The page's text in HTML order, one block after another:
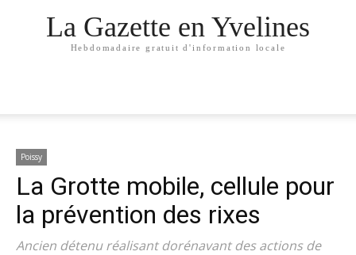
La Gazette en Yvelines
Hebdomadaire gratuit d'information locale
Poissy
La Grotte mobile, cellule pour
la prévention des rixes
Ancien détenu réalisant dorénavant des actions de